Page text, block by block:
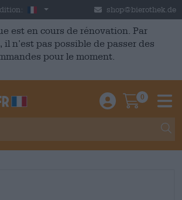
France shop@bierothek.de
est en cours de rénovation. Par
il n’est pas possible de passer des
pour le moment.
Einloggen /
0